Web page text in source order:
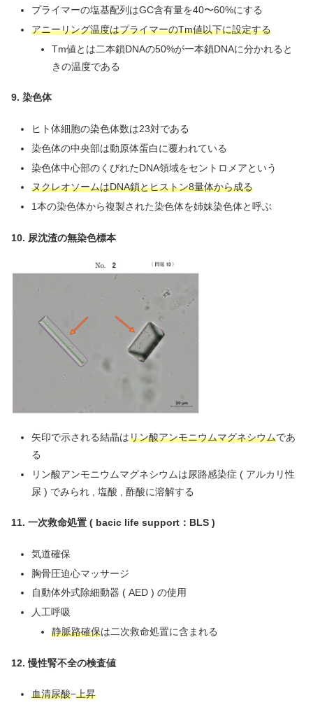
プライマーの塩基配列はGC含有量を40〜60%にする
アニーリング温度はプライマーのTm値以下に設定する
Tm値とは二本鎖DNAの50%が一本鎖DNAに分かれると
きの温度である
9. 染色体
ヒト体細胞の染色体数は23対である
染色体の中央部は動原体蛋白に覆われている
染色体中心部のくびれたDNA領域をセントロメアという
ヌクレオソームはDNA鎖とヒストン8量体から成る
1本の染色体から複製された染色体を姉妹染色体と呼ぶ
10. 尿沈渣の無染色標本
矢印で示される結晶はリン酸アンモニウムマグネシウムであ
る
リン酸アンモニウムマグネシウムは尿路感染症 ( アルカリ性
尿 ) でみられ , 塩酸 , 酢酸に溶解する
11. 一次救命処置 ( bacic life support：BLS )
気道確保
胸骨圧迫心マッサージ
自動体外式除細動器 ( AED ) の使用
人工呼吸
静脈路確保は二次救命処置に含まれる
12. 慢性腎不全の検査値
血清尿酸−上昇